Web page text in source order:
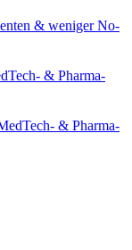
& weniger No-
& Pharma-
& Pharma-